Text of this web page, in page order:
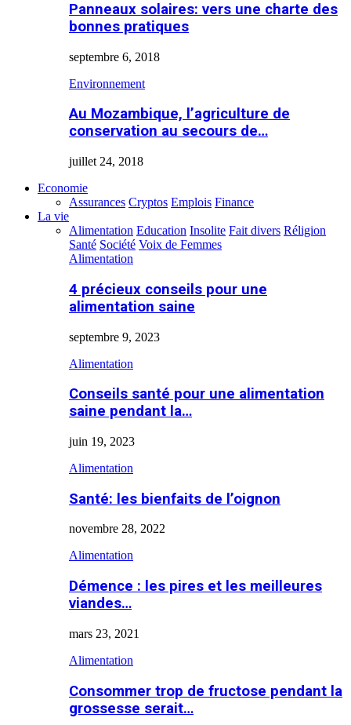
Panneaux solaires: vers une charte des
bonnes pratiques
septembre 6, 2018
Environnement
Au Mozambique, l’agriculture de
conservation au secours de…
juillet 24, 2018
Economie
Assurances Cryptos Emplois Finance
La vie
Alimentation Education Insolite Fait divers Réligion
Santé Société Voix de Femmes
Alimentation
4 précieux conseils pour une
alimentation saine
septembre 9, 2023
Alimentation
Conseils santé pour une alimentation
saine pendant la…
juin 19, 2023
Alimentation
Santé: les bienfaits de l’oignon
novembre 28, 2022
Alimentation
Démence : les pires et les meilleures
viandes…
mars 23, 2021
Alimentation
Consommer trop de fructose pendant la
grossesse serait…